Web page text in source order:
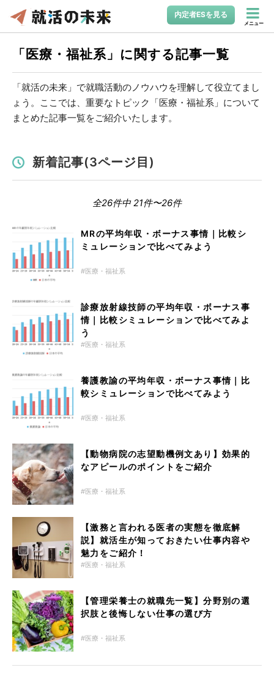
内定者ESを見る
メニュー
「医療・福祉系」に関する記事一覧
「就活の未来」で就職活動のノウハウを理解して役立てまし
ょう。ここでは、重要なトピック「医療・福祉系」について
まとめた記事一覧をご紹介いたします。
新着記事(3ページ目)
全26件中 21件〜26件
MRの平均年収・ボーナス事情｜比較シ
ミュレーションで比べてみよう
医療・福祉系
診療放射線技師の平均年収・ボーナス事
情｜比較シミュレーションで比べてみよ
う
医療・福祉系
養護教諭の平均年収・ボーナス事情｜比
較シミュレーションで比べてみよう
医療・福祉系
【動物病院の志望動機例文あり】効果的
なアピールのポイントをご紹介
医療・福祉系
【激務と言われる医者の実態を徹底解
説】就活生が知っておきたい仕事内容や
魅力をご紹介！
医療・福祉系
【管理栄養士の就職先一覧】分野別の選
択肢と後悔しない仕事の選び方
医療・福祉系